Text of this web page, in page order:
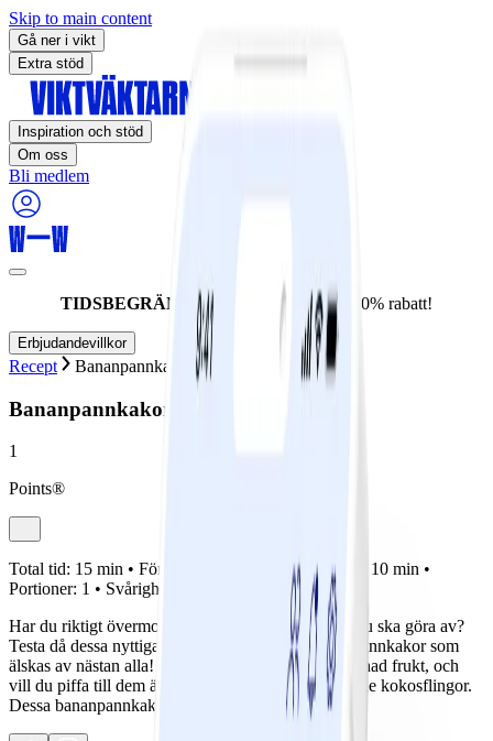
Skip to main content
Gå ner i vikt
Extra stöd
Inspiration och stöd
Om oss
Bli medlem
TIDSBEGRÄNSAT ERBJUDANDE: 60% rabatt!
Erbjudandevillkor
Recept Bananpannkakor
Bananpannkakor
1
Points®
Total tid: 15 min • Förberedelse: Tillagning:
10 min •
Portioner: 1 • Svårighetsgrad:
Har du riktigt övermogna bananer du inte vet vad du ska göra av?
Testa då dessa nyttiga, enkla och glutenfria bananpannkakor som
älskas av nästan alla! Servera dem med bär eller tärnad frukt, och
vill du piffa till dem ännu mer är det gott med rostade kokosflingor.
Dessa bananpannkakor måste provas!